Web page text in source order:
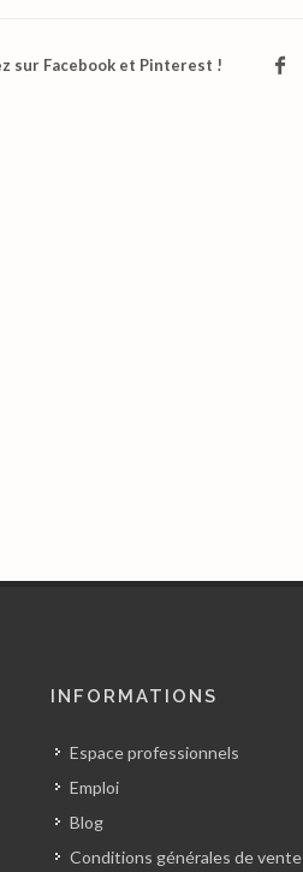
sur Facebook et Pinterest !
INFORMATIONS
Espace professionnels
Emploi
Blog
Conditions générales de vente